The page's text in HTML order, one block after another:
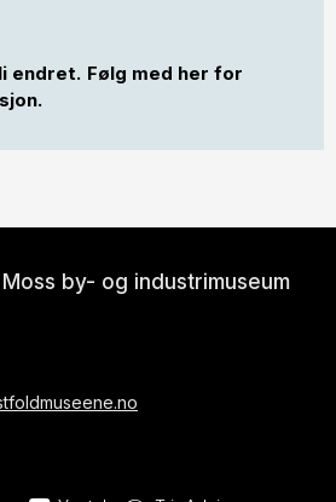
endret. Følg med her for
by- og industrimuseum